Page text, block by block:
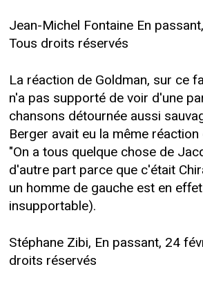
Jean-Michel Fontaine En
Tous droits réservés
La réaction de Goldman, sur ce
n'a pas supporté de voir d'une
chansons détournée aussi
Berger avait eu la même
"On a tous quelque chose de
d'autre part parce que c'était
un homme de gauche est en
insupportable).
Stéphane Zibi, En passant, 24
droits réservés